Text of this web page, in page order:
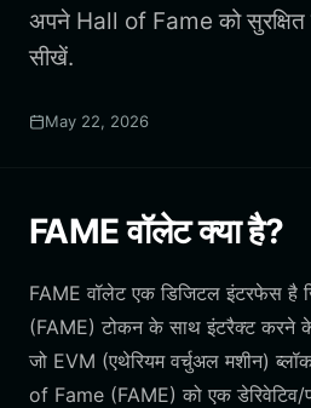
अपने Hall of Fame को
सीखें.
May 22, 2026
FAME वॉलेट क्या है?
FAME वॉलेट एक डिजिटल इंटरफेस
(FAME) टोकन के साथ इंटरैक्ट करने के
जो EVM (एथेरियम वर्चुअल मशीन)
of Fame (FAME) को एक डेरिवेटिव/